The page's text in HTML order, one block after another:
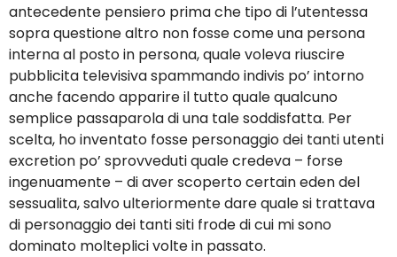
antecedente pensiero prima che tipo di l’utentessa
sopra questione altro non fosse come una persona
interna al posto in persona, quale voleva riuscire
pubblicita televisiva spammando indivis po’ intorno
anche facendo apparire il tutto quale qualcuno
semplice passaparola di una tale soddisfatta. Per
scelta, ho inventato fosse personaggio dei tanti utenti
excretion po’ sprovveduti quale credeva – forse
ingenuamente – di aver scoperto certain eden del
sessualita, salvo ulteriormente dare quale si trattava
di personaggio dei tanti siti frode di cui mi sono
dominato molteplici volte in passato.